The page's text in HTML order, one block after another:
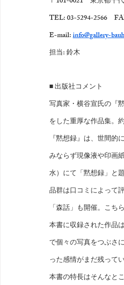
TEL: 03-5294-2566　
E-mail: info@gallery-
担当: 鈴木
■ 出版社コメント
写真家・横谷宣氏の『
をした重厚な作品集。
『黙想録』は、世間
みならず現像液や印画
水）にて「黙想録」と
品群は口コミによって
「森話」も開催。こ
本書に収録された作品
で個々の写真をつぶさ
った感情がまだ残って
本書の特長はそんなと